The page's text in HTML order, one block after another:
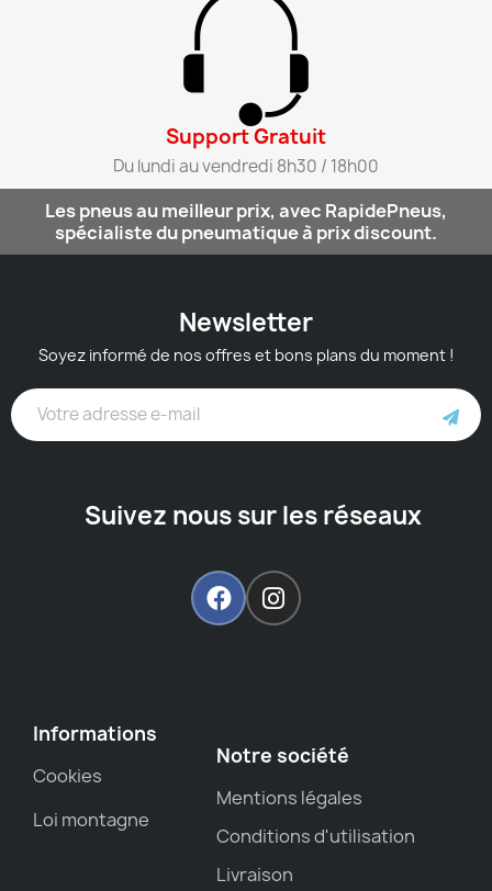
Support Gratuit​
Du lundi au vendredi 8h30 / 18h00​
Les pneus au meilleur prix, avec RapidePneus,
spécialiste du pneumatique à prix discount.
Newsletter
Soyez informé de nos offres et bons plans du moment !
Suivez nous sur les réseaux
Informations
Cookies
Loi montagne
Notre société
Mentions légales
Conditions d'utilisation
Livraison